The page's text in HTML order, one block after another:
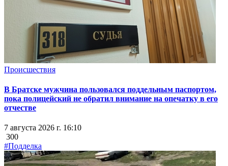
Происшествия
В Братске мужчина пользовался поддельным паспортом,
пока полицейский не обратил внимание на опечатку в его
отчестве
7 августа 2026 г. 16:10
300
#Подделка